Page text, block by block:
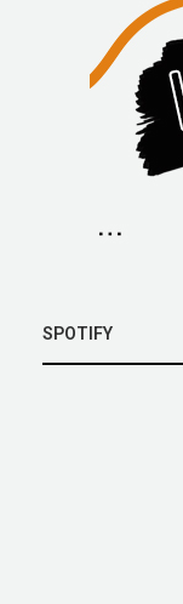
SPOTIFY